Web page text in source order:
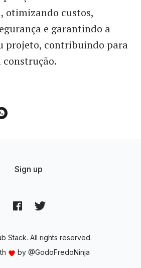
otimizando custos,
e garantindo a
projeto, contribuindo para
construção.
Stack. All rights reserved.
by @GodoFredoNinja
Sign up